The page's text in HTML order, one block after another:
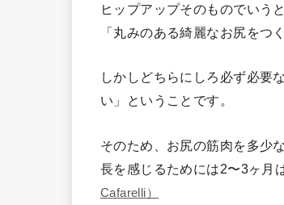
ヒップアップそのものでいう
「丸みのある綺麗なお尻をつ
しかしどちらにしろ必ず必要
い」ということです。
そのため、お尻の筋肉を多少
長を感じるためには2〜3ヶ月
Cafarelli）